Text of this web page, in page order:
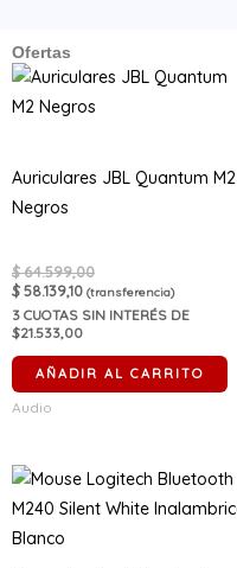
Ofertas
Auriculares JBL Quantum M2
Negros
$64.599,00
$58.139,10 (transferencia)
3 CUOTAS SIN INTERÉS DE
$21.533,00
AÑADIR AL CARRITO
Audio